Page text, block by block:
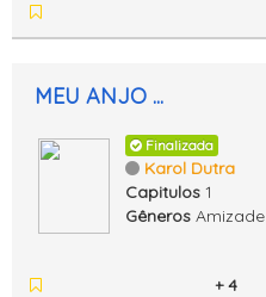
MEU ANJO ...
Finalizada
Karol Dutra
Capitulos 1
Gêneros Amizade
+ 4